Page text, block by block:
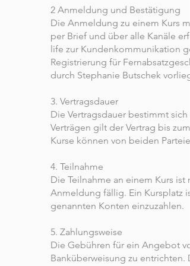
2 Anmeldung und Bestätigung
Die Anmeldung zu einem Kurs
per Brief und über alle Kanäle
life zur Kundenkommunikation
Registrierung für
durch Stephanie Butschek
3. Vertragsdauer
Die Vertragsdauer bestimmt
Verträgen gilt der Vertrag bis
Kurse können von beiden
4. Teilnahme
Die Teilnahme an einem Kurs
Anmeldung fällig. Ein Kursplatz
genannten Konten einzuzahlen.
5. Zahlungsweise
Die Gebühren für ein Angebot
Banküberweisung zu